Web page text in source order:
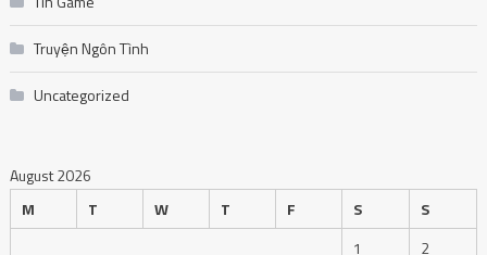
Truyện Ngôn Tình
Uncategorized
August 2026
M
T W T F S
S
1
2